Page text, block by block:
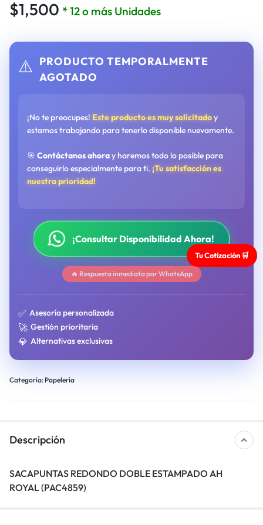
$1,500 * 12 o más Unidades
⚠️ PRODUCTO TEMPORALMENTE
AGOTADO
¡No te preocupes! Este producto es muy solicitadoy
estamos trabajando para tenerlo disponible nuevamente.
🎯 Contáctanos ahoray haremos todo lo posible para
conseguirlo especialmente para ti. ¡Tu satisfacción es
nuestra prioridad!
¡Consultar Disponibilidad Ahora!
🔥 Respuesta inmediata por WhatsApp
✅ Asesoría personalizada
🚀 Gestión prioritaria
💎 Alternativas exclusivas
Categoría: Papelería
Descripción
SACAPUNTAS REDONDO DOBLE ESTAMPADO AH
ROYAL (PAC4859)
Tu Cotización 🛒